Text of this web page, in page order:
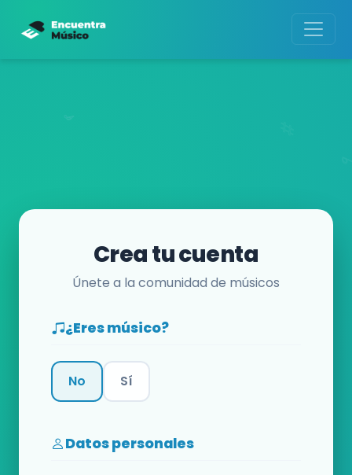
Crea tu cuenta
Únete a la comunidad de músicos
¿Eres músico?
No Sí
Datos personales